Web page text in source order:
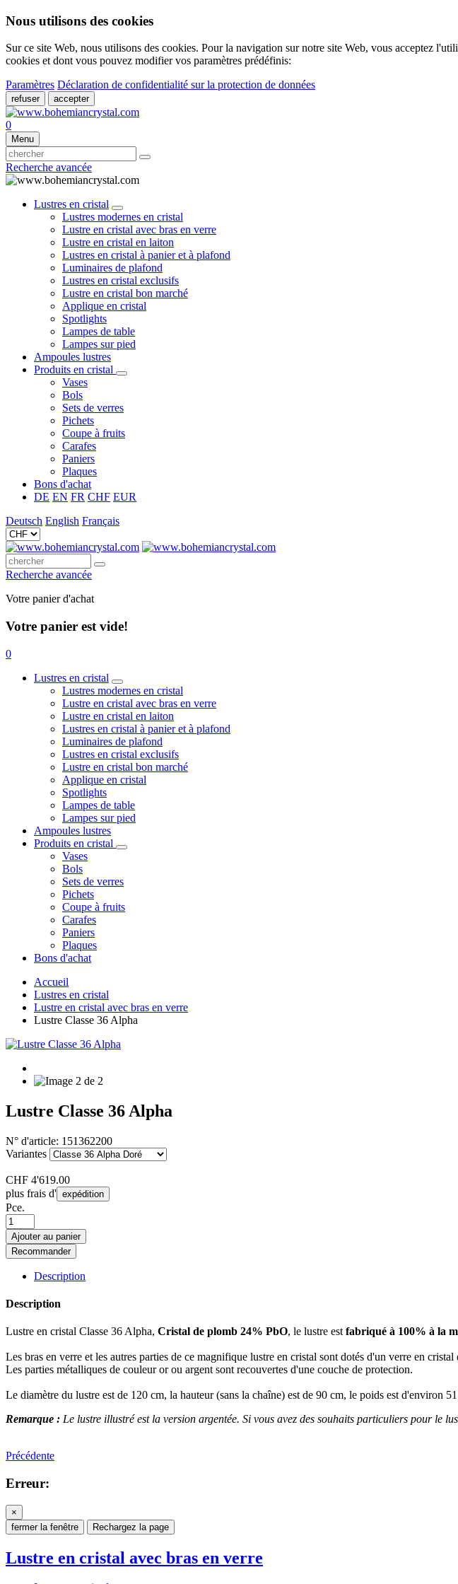
Nous utilisons des cookies
Sur ce site Web, nous utilisons des cookies. Pour la navigation sur notre site Web, vous acceptez
cookies et dont vous pouvez modifier vos paramètres prédéfinis:
Paramètres Déclaration de confidentialité sur la protection de données
refuser accepter
0
Menu
Recherche avancée
Lustres en cristal
Lustres modernes en cristal
Lustre en cristal avec bras en verre
Lustre en cristal en laiton
Lustres en cristal à panier et à plafond
Luminaires de plafond
Lustres en cristal exclusifs
Lustre en cristal bon marché
Applique en cristal
Spotlights
Lampes de table
Lampes sur pied
Ampoules lustres
Produits en cristal
Vases
Bols
Sets de verres
Pichets
Coupe à fruits
Carafes
Paniers
Plaques
Bons d'achat
DE EN FR CHF EUR
Deutsch English Français
Recherche avancée
Votre panier d'achat
Votre panier est vide!
0
Lustres en cristal
Lustres modernes en cristal
Lustre en cristal avec bras en verre
Lustre en cristal en laiton
Lustres en cristal à panier et à plafond
Luminaires de plafond
Lustres en cristal exclusifs
Lustre en cristal bon marché
Applique en cristal
Spotlights
Lampes de table
Lampes sur pied
Ampoules lustres
Produits en cristal
Vases
Bols
Sets de verres
Pichets
Coupe à fruits
Carafes
Paniers
Plaques
Bons d'achat
Accueil
Lustres en cristal
Lustre en cristal avec bras en verre
Lustre Classe 36 Alpha
Lustre Classe 36 Alpha
N° d'article: 151362200
Variantes
CHF 4'619.00
plus frais d' expédition
Pce.
Ajouter au panier
Recommander
Description
Description
Lustre en cristal Classe 36 Alpha, Cristal de plomb 24% PbO, le lustre est fabriqué à 100% à la
Les bras en verre et les autres parties de ce magnifique lustre en cristal sont dotés d'un verre en
Les parties métalliques de couleur or ou argent sont recouvertes d'une couche de protection.
Le diamètre du lustre est de 120 cm, la hauteur (sans la chaîne) est de 90 cm, le poids est d'environ
Remarque : Le lustre illustré est la version argentée. Si vous avez des souhaits particuliers pour le
Précédente
Erreur:
×
fermer la fenêtre
Rechargez la page
Lustre en cristal avec bras en verre